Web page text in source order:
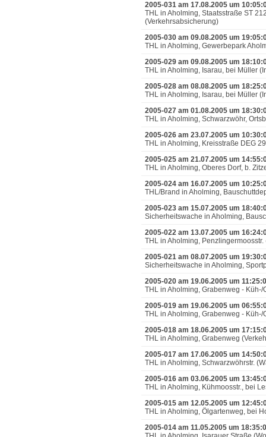
2005-031 am 17.08.2005 um
THL in Aholming, Staatsstraße ST
(Verkehrsabsicherung)
2005-030 am 09.08.2005 um
THL in Aholming, Gewerbepark
2005-029 am 09.08.2005 um
THL in Aholming, Isarau, bei Müller
2005-028 am 08.08.2005 um
THL in Aholming, Isarau, bei Müller
2005-027 am 01.08.2005 um
THL in Aholming, Schwarzwöhr,
2005-026 am 23.07.2005 um
THL in Aholming, Kreisstraße DEG
2005-025 am 21.07.2005 um
THL in Aholming, Oberes Dorf, b.
2005-024 am 16.07.2005 um
THL/Brand in Aholming,
2005-023 am 15.07.2005 um
Sicherheitswache in Aholming,
2005-022 am 13.07.2005 um
THL in Aholming,
2005-021 am 08.07.2005 um
Sicherheitswache in Aholming,
2005-020 am 19.06.2005 um
THL in Aholming, Grabenweg -
2005-019 am 19.06.2005 um
THL in Aholming, Grabenweg -
2005-018 am 18.06.2005 um
THL in Aholming, Grabenweg
2005-017 am 17.06.2005 um
THL in Aholming, Schwarzwöhrstr.
2005-016 am 03.06.2005 um
THL in Aholming, Kühmoosstr., bei
2005-015 am 12.05.2005 um
THL in Aholming, Ölgartenweg, bei
2005-014 am 11.05.2005 um